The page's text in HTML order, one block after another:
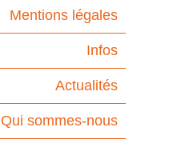
Mentions légales
Infos
Actualités
Qui sommes-nous